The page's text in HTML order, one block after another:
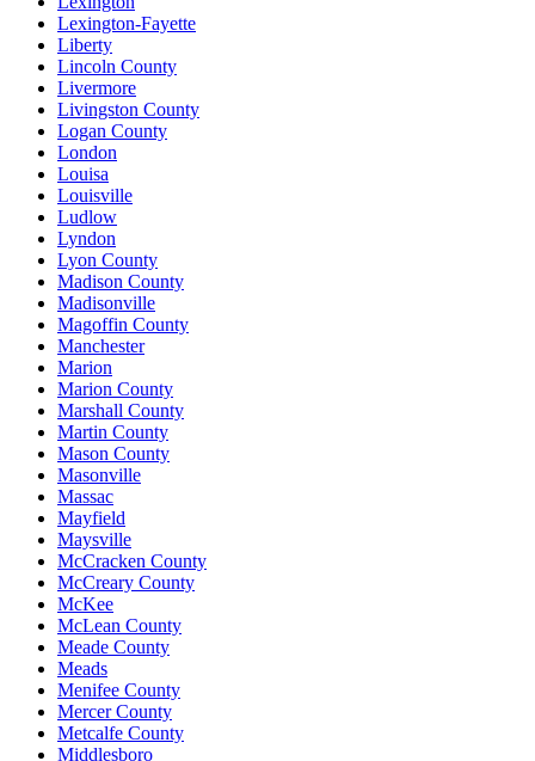
Lexington-Fayette
Liberty
Lincoln County
Livermore
Livingston County
Logan County
London
Louisa
Louisville
Ludlow
Lyndon
Lyon County
Madison County
Madisonville
Magoffin County
Manchester
Marion
Marion County
Marshall County
Martin County
Mason County
Masonville
Massac
Mayfield
Maysville
McCracken County
McCreary County
McKee
McLean County
Meade County
Meads
Menifee County
Mercer County
Metcalfe County
Middlesboro